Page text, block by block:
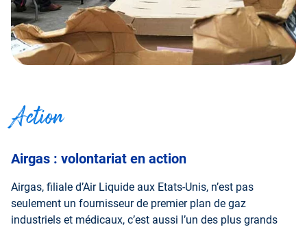
Action
Airgas : volontariat en action
Airgas, filiale d’Air Liquide aux Etats-Unis, n’est pas
seulement un fournisseur de premier plan de gaz
industriels et médicaux, c’est aussi l’un des plus grands